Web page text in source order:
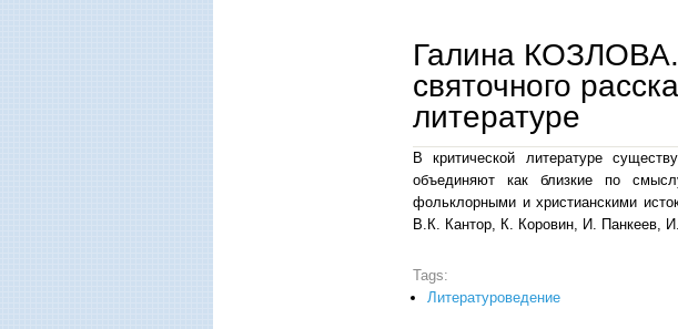
Галина КОЗЛОВА.
святочного
литературе
В критической литературе
объединяют как близкие по
фольклорными и христианскими
В.К. Кантор, К. Коровин, И. Панкеев,
Tags:
Литературоведение